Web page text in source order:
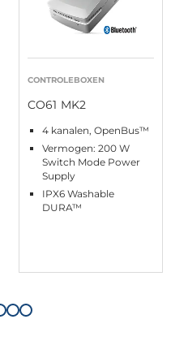
CONTROLEBOXEN
CO61 MK2
4 kanalen, OpenBus™
Vermogen: 200 W
Switch Mode Power
Supply
IPX6 Washable
DURA™